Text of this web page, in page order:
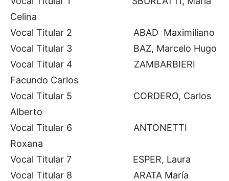
Celina
Vocal Titular 2 ABAD Maximiliano
Vocal Titular 3 BAZ, Marcelo Hugo
Vocal Titular 4 ZAMBARBIERI
Facundo Carlos
Vocal Titular 5 CORDERO, Carlos
Alberto
Vocal Titular 6 ANTONETTI
Roxana
Vocal Titular 7 ESPER, Laura
Vocal Titular 8 ARATA María